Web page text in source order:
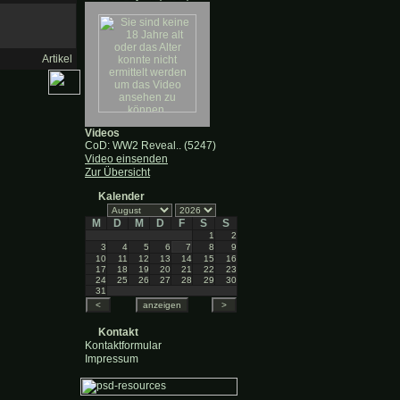
Artikel
Videos
CoD: WW2 Reveal.. (5247)
Video einsenden
Zur Übersicht
Kalender
M D M D F S S
1
2
3
4 5 6 7 8
9
10
11 12 13 14 15
16
17
18 19 20 21 22
23
24
25 26 27 28 29
30
31
Kontakt
Kontaktformular
Impressum